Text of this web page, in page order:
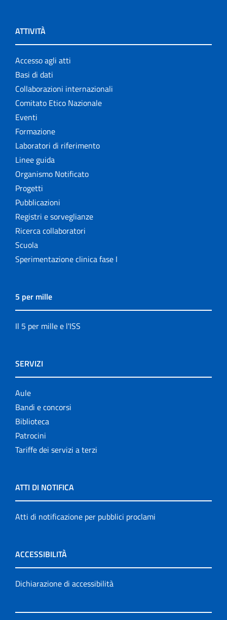
ATTIVITÀ
Accesso agli atti
Basi di dati
Collaborazioni internazionali
Comitato Etico Nazionale
Eventi
Formazione
Laboratori di riferimento
Linee guida
Organismo Notificato
Progetti
Pubblicazioni
Registri e sorveglianze
Ricerca collaboratori
Scuola
Sperimentazione clinica fase I
5 per mille
Il 5 per mille e l'ISS
SERVIZI
Aule
Bandi e concorsi
Biblioteca
Patrocini
Tariffe dei servizi a terzi
ATTI DI NOTIFICA
Atti di notificazione per pubblici proclami
ACCESSIBILITÀ
Dichiarazione di accessibilità